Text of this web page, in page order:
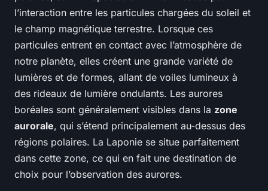
l’interaction entre les particules chargées du soleil et
le champ magnétique terrestre. Lorsque ces
particules entrent en contact avec l’atmosphère de
notre planète, elles créent une grande variété de
lumières et de formes, allant de voiles lumineux à
des rideaux de lumière ondulants. Les aurores
boréales sont généralement visibles dans la zone
aurorale, qui s’étend principalement au-dessus des
régions polaires. La Laponie se situe parfaitement
dans cette zone, ce qui en fait une destination de
choix pour l’observation des aurores.